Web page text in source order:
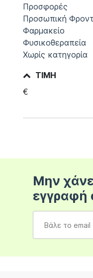
Προσφορές
Προσωπική
Φαρμακείο
Φυσικοθεραπεία
Χωρίς κατηγορία
ΤΙΜΉ
€
Μην
εγγραφή